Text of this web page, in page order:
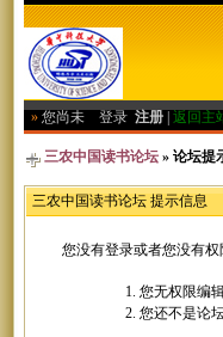
» 您尚未 登录 注册 返回主
三农中国读书论坛 » 论坛提
三农中国读书论坛 提示信息
您没有登录或者您没有
您无权限编
您还不是论